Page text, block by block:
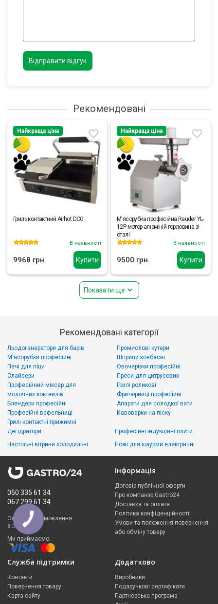
Відправити відгук
Рекомендовані
Купити
Найкраща ціна
Гриль контактний Airhot DCG
В наявності
9968 грн. Купити
Найкраща ціна
М'ясорубка професійна Rauder YL-
12P мотор алюміній горловина зі
сталі
В наявності
9500 грн.
Показати ще
Рекомендовані категорії
Льодогенератори для барів
М'ясорубки професійні
Печі для піци
Слайсери
Промислові кутери
Шприци ковбасні
Овочерізки професійні
Преси для цитрусових
Професійний міксер для
молочних коктейлів
Блендери професійні
Професійні вафельниці
Грилі контактні прижимні
Грилі роликові
Фритюрниці професійні
Апарати для солодкої вати
Кавоварки на піску
Дегідратори
Настільні вітрини холодильні
Професійні індукційні плити
Ножі для шаурми електричні
050 335 61 34
067 299 61 34
Оформити замовлення
8:00 - 23:00
Ми приймаємо:
Інформація
Договір публічної оферти
Про компанію Gastro24
Доставка та оплата
Політика конфіденційності
Умови та положення повернення
або обміну товару
Служба підтримки
Контакти
Повернення товару
Карта сайту
Додатково
Виробники
Подарункові сертифікати
Партнерська програма